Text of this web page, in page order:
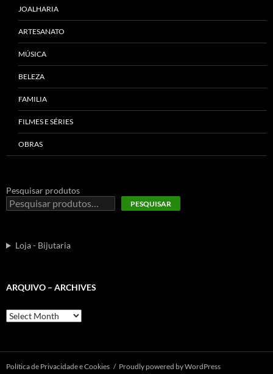
JOALHARIA
ARTESANATO
MÚSICA
BELEZA
FAMILIA
FILMES E SÉRIES
OBRAS
Pesquisar produtos
PESQUISAR
Loja - Bijutaria
ARQUIVO – ARCHIVES
Arquivo
–
Polí­tica de Privacidade e Cookies Proudly powered by WordPress